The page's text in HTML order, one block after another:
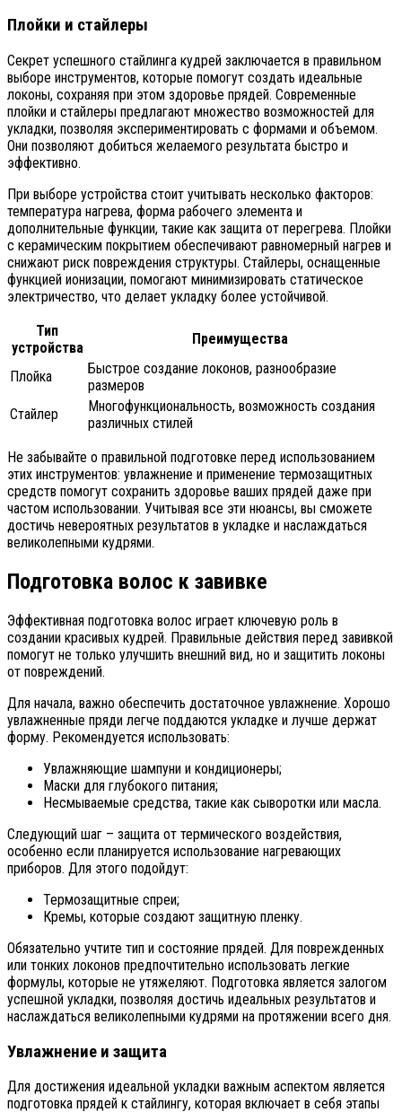
Плойки и стайлеры
Секрет успешного стайлинга кудрей заключается в правильном
выборе инструментов, которые помогут создать идеальные
локоны, сохраняя при этом здоровье прядей. Современные
плойки и стайлеры предлагают множество возможностей для
укладки, позволяя экспериментировать с формами и объемом.
Они позволяют добиться желаемого результата быстро и
эффективно.
При выборе устройства стоит учитывать несколько факторов:
температура нагрева, форма рабочего элемента и
дополнительные функции, такие как защита от перегрева. Плойки
с керамическим покрытием обеспечивают равномерный нагрев и
снижают риск повреждения структуры. Стайлеры, оснащенные
функцией ионизации, помогают минимизировать статическое
электричество, что делает укладку более устойчивой.
Тип
устройства
Преимущества
Плойка
Быстрое создание локонов, разнообразие
размеров
Стайлер
Многофункциональность, возможность создания
различных стилей
Не забывайте о правильной подготовке перед использованием
этих инструментов: увлажнение и применение термозащитных
средств помогут сохранить здоровье ваших прядей даже при
частом использовании. Учитывая все эти нюансы, вы сможете
достичь невероятных результатов в укладке и наслаждаться
великолепными кудрями.
Подготовка волос к завивке
Эффективная подготовка волос играет ключевую роль в
создании красивых кудрей. Правильные действия перед завивкой
помогут не только улучшить внешний вид, но и защитить локоны
от повреждений.
Для начала, важно обеспечить достаточное увлажнение. Хорошо
увлажненные пряди легче поддаются укладке и лучше держат
форму. Рекомендуется использовать:
Увлажняющие шампуни и кондиционеры;
Маски для глубокого питания;
Несмываемые средства, такие как сыворотки или масла.
Следующий шаг – защита от термического воздействия,
особенно если планируется использование нагревающих
приборов. Для этого подойдут:
Термозащитные спреи;
Кремы, которые создают защитную пленку.
Обязательно учтите тип и состояние прядей. Для поврежденных
или тонких локонов предпочтительно использовать легкие
формулы, которые не утяжеляют. Подготовка является залогом
успешной укладки, позволяя достичь идеальных результатов и
наслаждаться великолепными кудрями на протяжении всего дня.
Увлажнение и защита
Для достижения идеальной укладки важным аспектом является
подготовка прядей к стайлингу, которая включает в себя этапы